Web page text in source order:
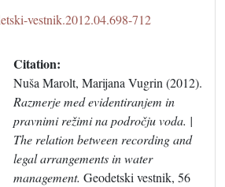
vestnik.2012.04.698-712
Citation:
Nuša Marolt, Marijana Vugrin (2012).
Razmerje med evidentiranjem in
pravnimi režimi na področju voda. |
The relation between recording and
legal arrangements in water
management. Geodetski vestnik, 56